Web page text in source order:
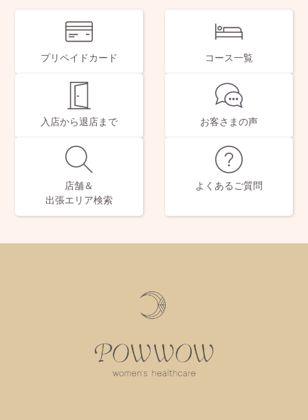
プリペイドカード コース一覧
入店から退店まで お客さまの声
店舗＆
出張エリア検索
よくあるご質問